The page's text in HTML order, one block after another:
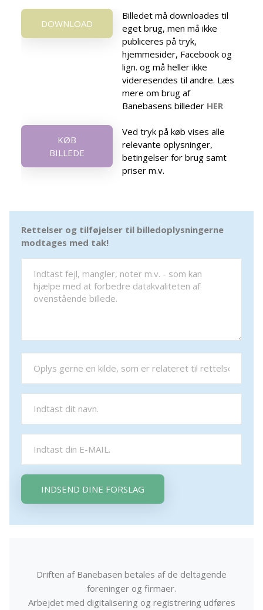
DOWNLOAD
Billedet må downloades til
eget brug, men må ikke
publiceres på tryk,
hjemmesider, Facebook og
lign. og må heller ikke
videresendes til andre. Læs
mere om brug af
Banebasens billeder HER
KØB
BILLEDE
Ved tryk på køb vises alle
relevante oplysninger,
betingelser for brug samt
priser m.v.
Rettelser og tilføjelser til billedoplysningerne
modtages med tak!
INDSEND DINE FORSLAG
Driften af Banebasen betales af de deltagende
foreninger og firmaer.
Arbejdet med digitalisering og registrering udføres